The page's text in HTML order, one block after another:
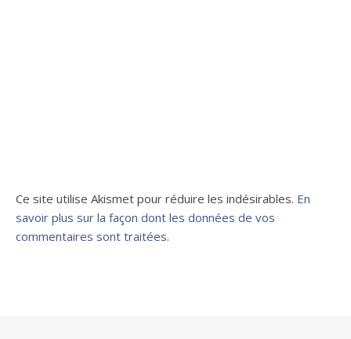
Ce site utilise Akismet pour réduire les indésirables. En
savoir plus sur la façon dont les données de vos
commentaires sont traitées.